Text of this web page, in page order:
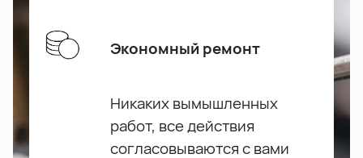
Экономный ремонт
Никаких вымышленных
работ, все действия
согласовываются с вами